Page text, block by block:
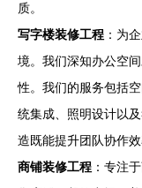
质。
写字楼装修工程 ：为
境。我们深知办公空
性。我们的服务包括
统集成、照明设计以
造既能提升团队协作
商铺装修工程 ：专注